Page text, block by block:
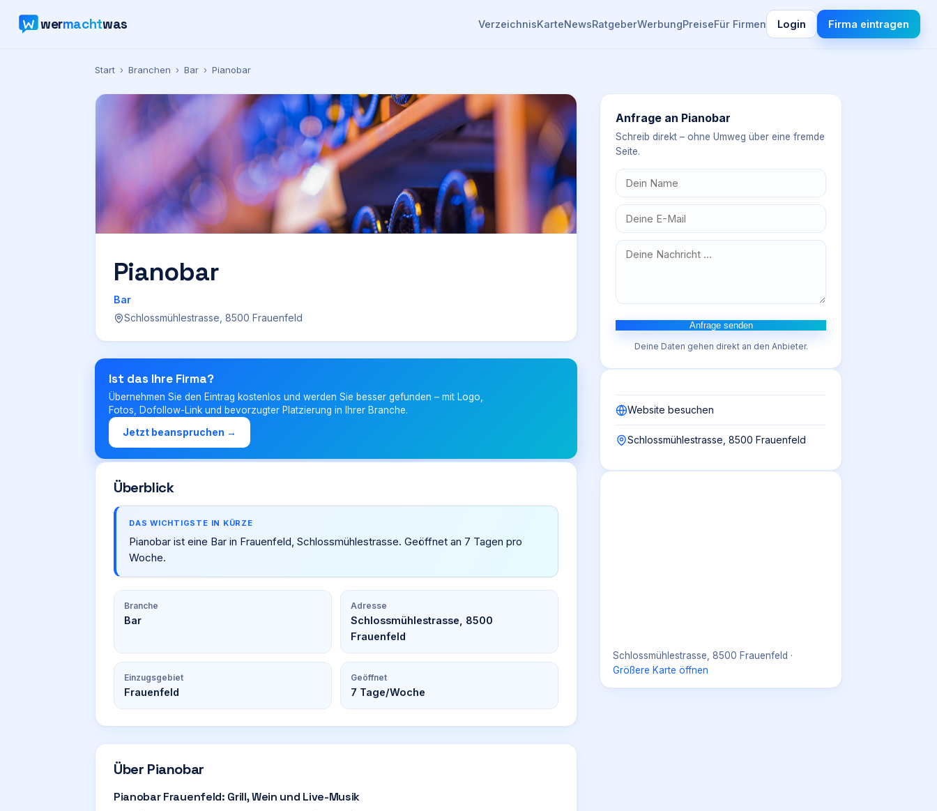
wermachtwas VerzeichnisKarteNewsRatgeberWerbungPreiseFür Firmen Login Firma eintragen
Start › Branchen › Bar › Pianobar
Pianobar
Bar
Schlossmühlestrasse, 8500 Frauenfeld
Ist das Ihre Firma?
Übernehmen Sie den Eintrag kostenlos und werden Sie besser gefunden – mit Logo,
Fotos, Dofollow-Link und bevorzugter Platzierung in Ihrer Branche.
Jetzt beanspruchen →
Überblick
DAS WICHTIGSTE IN KÜRZE
Pianobar ist eine Bar in Frauenfeld, Schlossmühlestrasse. Geöffnet an 7 Tagen pro
Woche.
Branche
Bar
Adresse
Schlossmühlestrasse, 8500
Frauenfeld
Einzugsgebiet
Frauenfeld
Geöffnet
7 Tage/Woche
Über Pianobar
Pianobar Frauenfeld: Grill, Wein und Live-Musik
Anfrage an Pianobar
Schreib direkt – ohne Umweg über eine fremde
Seite.
Anfrage senden
Deine Daten gehen direkt an den Anbieter.
Website besuchen
Schlossmühlestrasse, 8500 Frauenfeld
Schlossmühlestrasse, 8500 Frauenfeld ·
Größere Karte öffnen